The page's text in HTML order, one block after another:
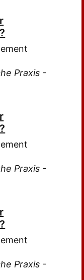
Praxis -
Praxis -
Praxis -